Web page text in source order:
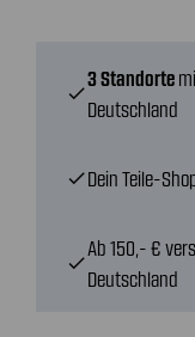
check
3 Standorte
Deutschland
checkDein Teile-
check
Ab 150,- €
Deutschland